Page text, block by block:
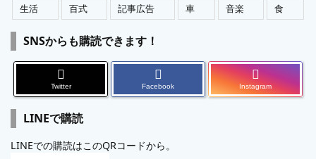
生活
百式 記事広告 車 音楽 食
SNSからも購読できます！
Twitter Facebook Instagram
LINEで購読
LINEでの購読はこのQRコードから。